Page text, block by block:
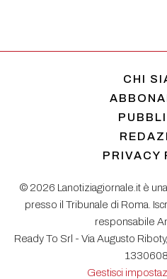
CHI
PRIVACY
© 2026 Lanotiziagiornale.it è
presso il Tribunale di Roma.
responsabile
Ready To Srl - Via Augusto
Gestisci